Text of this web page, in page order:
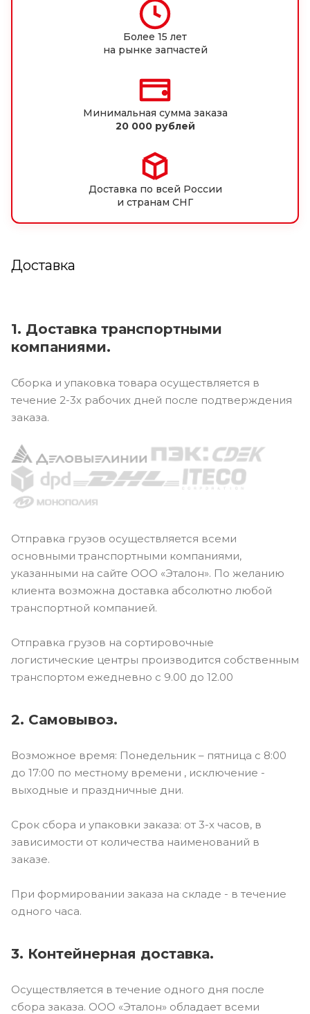
Более 15 лет
на рынке запчастей
Минимальная сумма заказа
20 000 рублей
Доставка по всей России
и странам СНГ
Доставка
1. Доставка транспортными
компаниями.
Сборка и упаковка товара осуществляется в
течение 2-3х рабочих дней после подтверждения
заказа.
Отправка грузов осуществляется всеми
основными транспортными компаниями,
указанными на сайте ООО «Эталон». По желанию
клиента возможна доставка абсолютно любой
транспортной компанией.
Отправка грузов на сортировочные
логистические центры производится собственным
транспортом ежедневно с 9.00 до 12.00
2. Самовывоз.
Возможное время: Понедельник – пятница с 8:00
до 17:00 по местному времени , исключение -
выходные и праздничные дни.
Срок сбора и упаковки заказа: от 3-х часов, в
зависимости от количества наименований в
заказе.
При формировании заказа на складе - в течение
одного часа.
3. Контейнерная доставка.
Осуществляется в течение одного дня после
сбора заказа. ООО «Эталон» обладает всеми